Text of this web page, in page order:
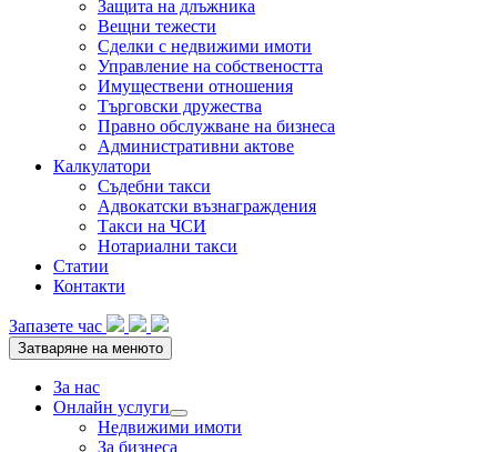
Защита на длъжника
Вещни тежести
Сделки с недвижими имоти
Управление на собствеността
Имуществени отношения
Търговски дружества
Правно обслужване на бизнеса
Административни актове
Калкулатори
Съдебни такси
Адвокатски възнаграждения
Такси на ЧСИ
Нотариални такси
Статии
Контакти
Запазете час
Затваряне на менюто
За нас
Онлайн услуги
Подменю
Недвижими имоти
За бизнеса